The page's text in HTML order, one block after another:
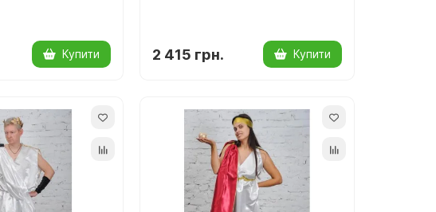
Купити 2 415 грн. Купити